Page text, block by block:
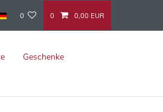
0 0 0,00 EUR
Geschenke